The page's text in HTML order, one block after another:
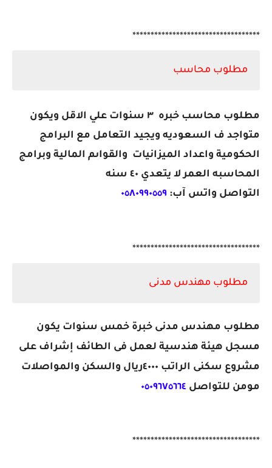
***********************************
مطلوب محاسب
مطلوب محاسب خبره ٣ سنوات علي الاقل ويكون
متواجد ف السعوديه ويجيد التعامل مع البرامج
الحكومية واعداد الميزانيات والقواىم المالية وبرامج
المحاسبه العمر لا يتعدي ٤٠ سنه
التواصل واتس آب: ٠٥٨٠٩٩٠٥٥٩
***********************************
مطلوب مهندس مدنى
مطلوب مهندس مدنى خبرة خمس سنوات يكون
مسجل هيئة هندسية لعمل فى الطائف إشراف على
مشروع سكنى الراتب ٤٠٠٠ريال والسكن والمواصلات
مومن للتواصل ٠٥٠٩٦٧٥٦٦٤
***********************************